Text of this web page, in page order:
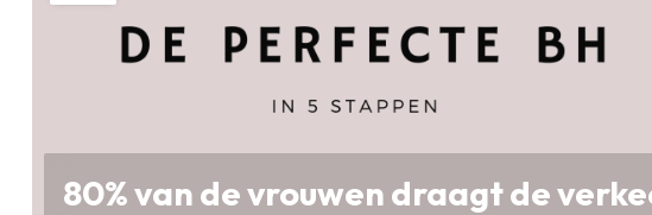
80% van de vrouwen draagt de